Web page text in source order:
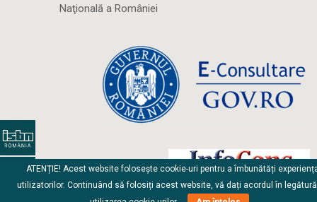
Naţională a României
ATENȚIE! Acest website folosește cookie-uri pentru a îmbunătăți
utilizatorilor. Continuând să folosiți acest website, vă dați acordul în